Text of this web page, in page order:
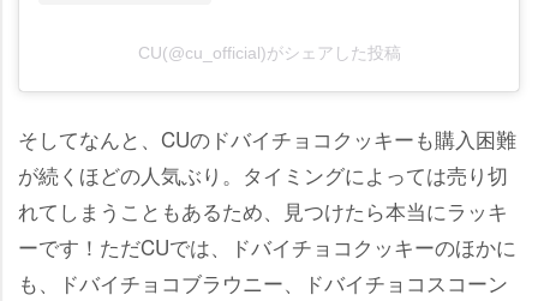
CU(@cu_official)がシェアした投稿
そしてなんと、CUのドバイチョコクッキーも購入困難
が続くほどの人気ぶり。タイミングによっては売り切
れてしまうこともあるため、見つけたら本当にラッキ
ーです！ただCUでは、ドバイチョコクッキーのほかに
も、ドバイチョコブラウニー、ドバイチョコスコーン